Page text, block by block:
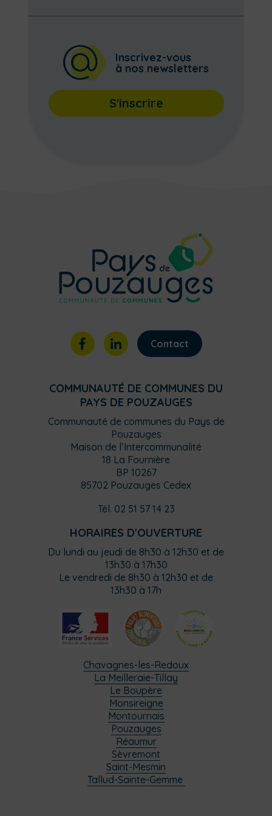
Inscrivez-vous
à nos newsletters
S'inscrire
Contact
COMMUNAUTÉ DE COMMUNES DU
PAYS DE POUZAUGES
Communauté de communes du Pays de
Pouzauges
Maison de l’Intercommunalité
18 La Fournière
BP 10267
85702 Pouzauges Cedex
Tél. 02 51 57 14 23
HORAIRES D'OUVERTURE
Du lundi au jeudi de 8h30 à 12h30 et de
13h30 à 17h30
Le vendredi de 8h30 à 12h30 et de
13h30 à 17h
Chavagnes-les-Redoux
La Meilleraie-Tillay
Le Boupère
Monsireigne
Montournais
Pouzauges
Réaumur
Sèvremont
Saint-Mesmin
Tallud-Sainte-Gemme